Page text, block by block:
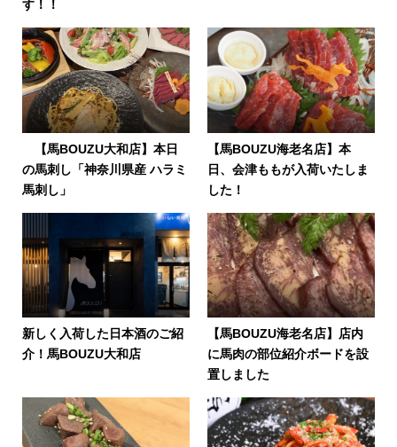
す！！
【馬BOUZU大和店】本日
の馬刺し「神奈川県産 ハラミ
馬刺し」
【馬BOUZU海老名店】本
日、会津ももが入荷いたしま
した！
新しく入荷した日本酒のご紹
介！馬BOUZU大和店
【馬BOUZU海老名店】店内
に馬肉の部位紹介ボードを設
置しました